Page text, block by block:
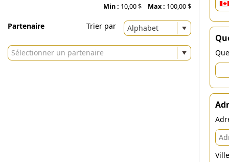
Min : 10,00 $ Max : 100,00 $
Partenaire Trier par Alphabet
Sélectionner un partenaire
Ville